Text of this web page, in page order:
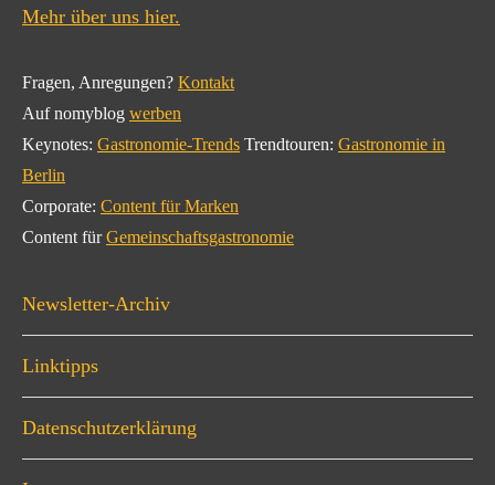
Mehr über uns hier.
Fragen, Anregungen? Kontakt
Auf nomyblog werben
Keynotes: Gastronomie-Trends Trendtouren: Gastronomie in
Berlin
Corporate: Content für Marken
Content fürGemeinschaftsgastronomie
Newsletter-Archiv
Linktipps
Datenschutzerklärung